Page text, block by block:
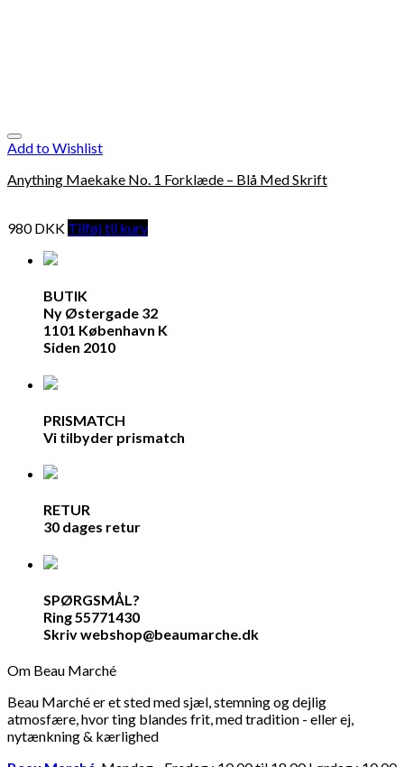
Add to Wishlist
Anything Maekake No. 1 Forklæde – Blå Med Skrift
980DKK Tilføj til kurv
BUTIK
Ny Østergade 32
1101 København K
Siden 2010
PRISMATCH
Vi tilbyder prismatch
RETUR
30 dages retur
SPØRGSMÅL?
Ring 55771430
Skriv webshop@beaumarche.dk
Om Beau Marché
Beau Marché er et sted med sjæl, stemning og dejlig
atmosfære, hvor ting blandes frit, med tradition - eller ej,
nytænkning & kærlighed